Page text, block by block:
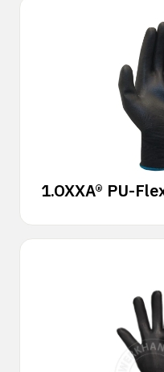
1.OXXA® PU-